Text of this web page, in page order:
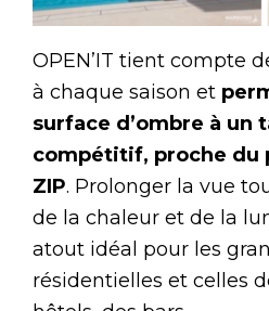
OPEN’IT tient compte
à chaque saison et
surface d’ombre à un
compétitif, proche du
ZIP. Prolonger la vue
de la chaleur et de la
atout idéal pour les
résidentielles et celles